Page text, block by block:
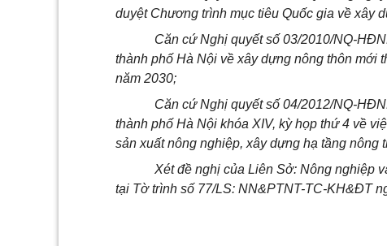
duyệt Chương trình mục tiêu Quốc gia về xây
Căn cứ Nghị quyết số 03/2010/NQ-
thành phố Hà Nội về xây dựng nông thôn mới
năm 2030;
Căn cứ Nghị quyết số 04/2012/NQ-
thành phố Hà Nội khóa XIV, kỳ họp thứ 4 về
sản xuất nông nghiệp, xây dựng hạ tầng
Xét đề nghị của Liên Sở: Nông nghiệp
tại Tờ trình số 77/LS: NN&PTNT-TC-KH&ĐT